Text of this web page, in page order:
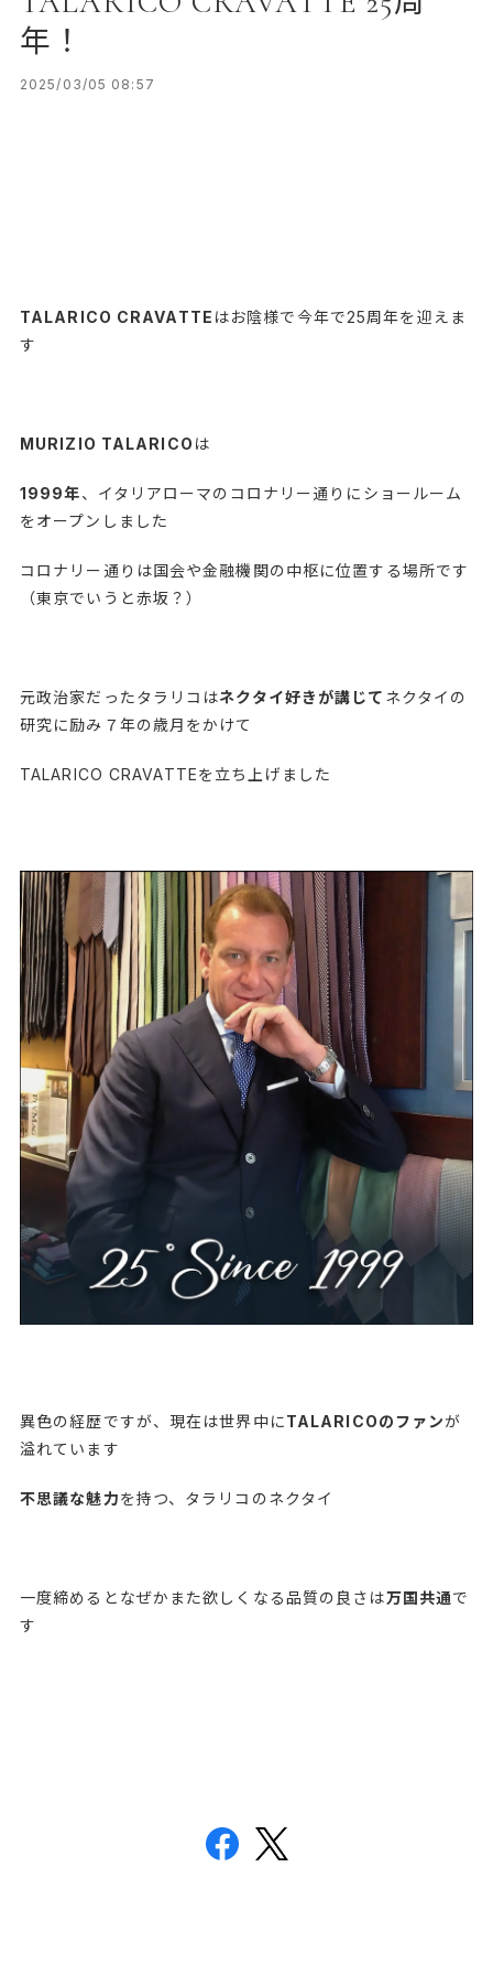
年！
2025/03/05 08:57
TALARICO CRAVATTE はお陰様で今年で25周年を迎えま
す
MURIZIO TALARICO は
1999年、イタリアローマのコロナリー通りにショールーム
をオープンしました
コロナリー通りは国会や金融機関の中枢に位置する場所です
（東京でいうと赤坂？）
元政治家だったタラリコはネクタイ好きが講じて ネクタイの
研究に励み７年の歳月をかけて
TALARICO CRAVATTEを立ち上げました
異色の経歴ですが、現在は世界中にTALARICOのファンが
溢れています
不思議な魅力を持つ、タラリコのネクタイ
一度締めるとなぜかまた欲しくなる品質の良さは万国共通で
す